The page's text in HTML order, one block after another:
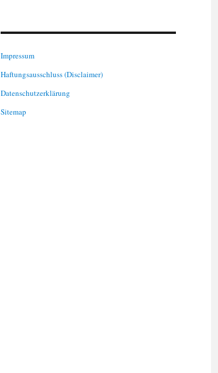
Impressum
Haftungsausschluss (Disclaimer)
Datenschutzerklärung
Sitemap